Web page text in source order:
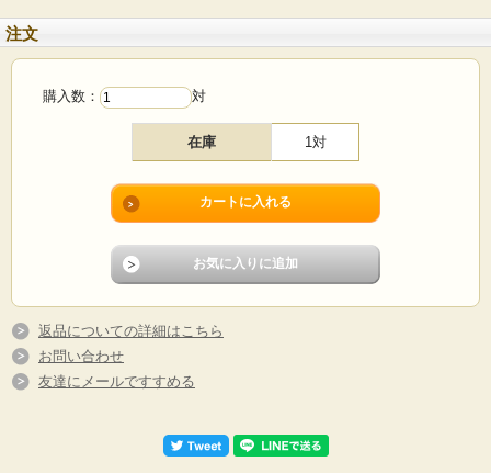
注文
購入数： 対
在庫 1対
返品についての詳細はこちら
お問い合わせ
友達にメールですすめる